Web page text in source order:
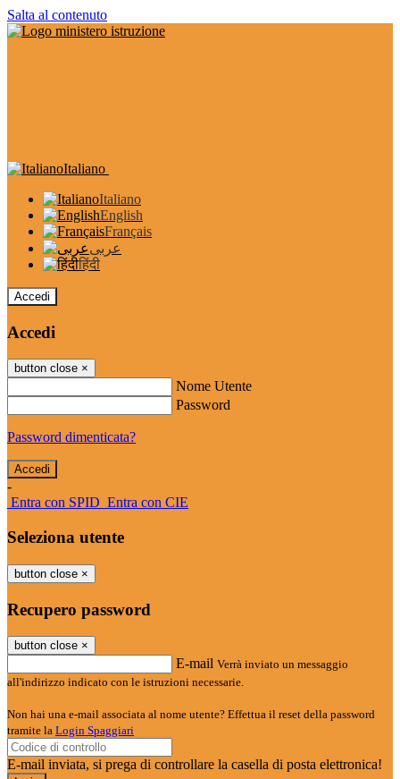
Salta al contenuto
Italiano
Italiano
English
Français
عربى
हिंदी
Accedi
Accedi
button close ×
Nome Utente
Password
Password dimenticata?
-
Entra con SPID Entra con CIE
Seleziona utente
button close ×
Recupero password
button close ×
E-mail Verrà inviato un messaggio
all'indirizzo indicato con le istruzioni necessarie.
Non hai una e-mail associata al nome utente? Effettua il reset della password
tramite la Login Spaggiari
E-mail inviata, si prega di controllare la casella di posta elettronica!